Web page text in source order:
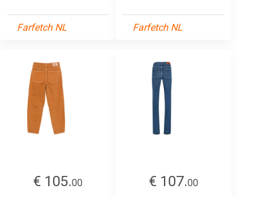
Farfetch NL Farfetch NL
€ 105.00 € 107.00